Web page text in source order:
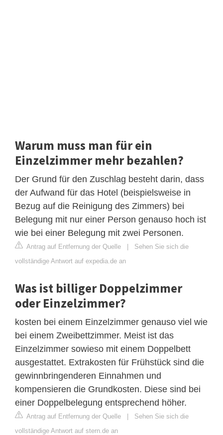
Warum muss man für ein
Einzelzimmer mehr bezahlen?
Der Grund für den Zuschlag besteht darin, dass
der Aufwand für das Hotel (beispielsweise in
Bezug auf die Reinigung des Zimmers) bei
Belegung mit nur einer Person genauso hoch ist
wie bei einer Belegung mit zwei Personen.
Antrag auf Entfernung der Quelle | Sehen Sie sich die
vollständige Antwort auf expedia.de an
Was ist billiger Doppelzimmer
oder Einzelzimmer?
kosten bei einem Einzelzimmer genauso viel wie
bei einem Zweibettzimmer. Meist ist das
Einzelzimmer sowieso mit einem Doppelbett
ausgestattet. Extrakosten für Frühstück sind die
gewinnbringenderen Einnahmen und
kompensieren die Grundkosten. Diese sind bei
einer Doppelbelegung entsprechend höher.
Antrag auf Entfernung der Quelle | Sehen Sie sich die
vollständige Antwort auf stern.de an